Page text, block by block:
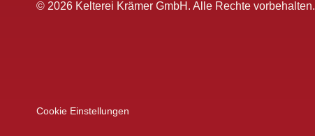
© 2026 Kelterei Krämer GmbH. Alle Rechte vorbehalten.
Cookie Einstellungen